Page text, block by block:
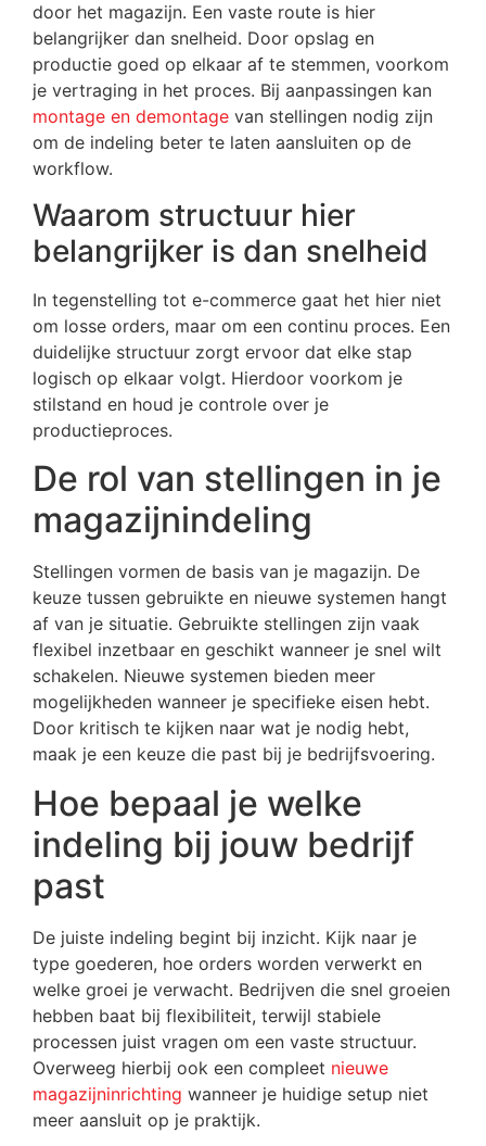
door het magazijn. Een vaste route is hier
belangrijker dan snelheid. Door opslag en
productie goed op elkaar af te stemmen, voorkom
je vertraging in het proces. Bij aanpassingen kan
montage en demontage van stellingen nodig zijn
om de indeling beter te laten aansluiten op de
workflow.
Waarom structuur hier
belangrijker is dan snelheid
In tegenstelling tot e-commerce gaat het hier niet
om losse orders, maar om een continu proces. Een
duidelijke structuur zorgt ervoor dat elke stap
logisch op elkaar volgt. Hierdoor voorkom je
stilstand en houd je controle over je
productieproces.
De rol van stellingen in je
magazijnindeling
Stellingen vormen de basis van je magazijn. De
keuze tussen gebruikte en nieuwe systemen hangt
af van je situatie. Gebruikte stellingen zijn vaak
flexibel inzetbaar en geschikt wanneer je snel wilt
schakelen. Nieuwe systemen bieden meer
mogelijkheden wanneer je specifieke eisen hebt.
Door kritisch te kijken naar wat je nodig hebt,
maak je een keuze die past bij je bedrijfsvoering.
Hoe bepaal je welke
indeling bij jouw bedrijf
past
De juiste indeling begint bij inzicht. Kijk naar je
type goederen, hoe orders worden verwerkt en
welke groei je verwacht. Bedrijven die snel groeien
hebben baat bij flexibiliteit, terwijl stabiele
processen juist vragen om een vaste structuur.
Overweeg hierbij ook een compleet nieuwe
magazijninrichting wanneer je huidige setup niet
meer aansluit op je praktijk.